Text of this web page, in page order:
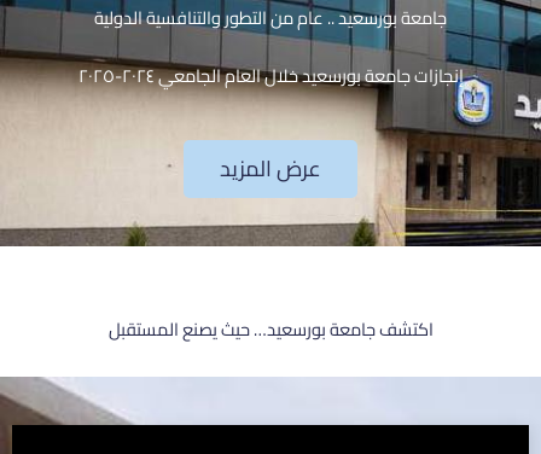
جامعة بورسعيد .. عام من التطور والتنافسية الدولية
إنجازات جامعة بورسعيد خلال العام الجامعي ٢٠٢٤-٢٠٢٥
عرض المزيد
اكتشف جامعة بورسعيد… حيث يصنع المستقبل